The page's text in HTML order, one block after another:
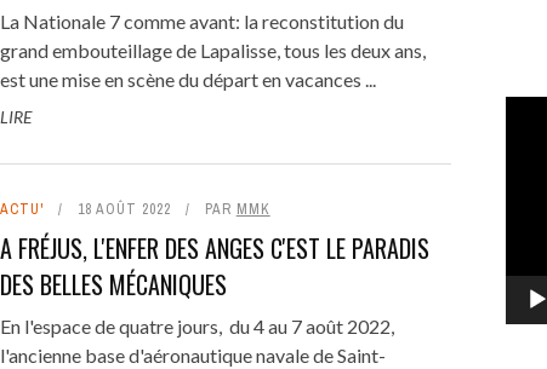
La Nationale 7 comme avant: la reconstitution du
grand embouteillage de Lapalisse, tous les deux ans,
est une mise en scène du départ en vacances ...
LIRE
ACTU' 18 AOÛT 2022 PAR MMK
A FRÉJUS, L'ENFER DES ANGES C'EST LE PARADIS
DES BELLES MÉCANIQUES
En l'espace de quatre jours, du 4 au 7 août 2022,
l'ancienne base d'aéronautique navale de Saint-